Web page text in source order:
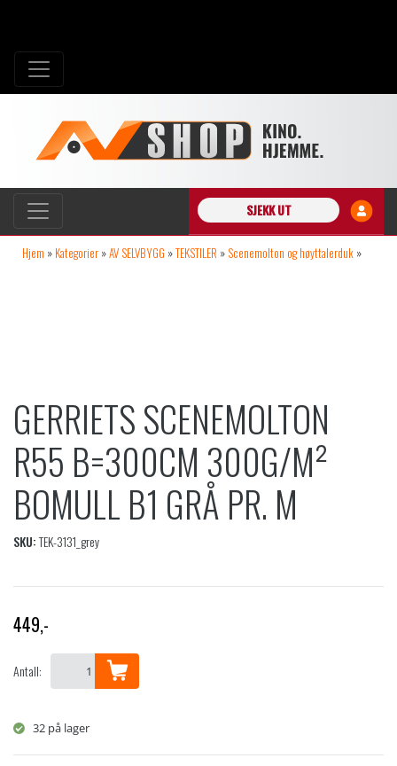
SJEKK UT
Hjem » Kategorier »AV SELVBYGG »TEKSTILER » Scenemolton og høyttalerduk »
GERRIETS SCENEMOLTON
R55 B=300CM 300G/M²
BOMULL B1 GRÅ PR. M
SKU:TEK-3131_grey
449,-
Antall:
32 på lager